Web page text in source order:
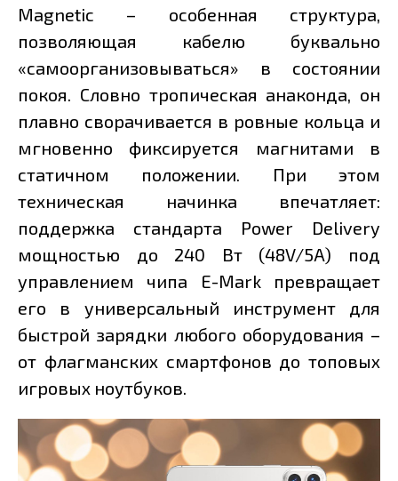
Magnetic – особенная структура,
позволяющая кабелю буквально
«самоорганизовываться» в состоянии
покоя. Словно тропическая анаконда, он
плавно сворачивается в ровные кольца и
мгновенно фиксируется магнитами в
статичном положении. При этом
техническая начинка впечатляет:
поддержка стандарта Power Delivery
мощностью до 240 Вт (48V/5A) под
управлением чипа E-Mark превращает
его в универсальный инструмент для
быстрой зарядки любого оборудования –
от флагманских смартфонов до топовых
игровых ноутбуков.